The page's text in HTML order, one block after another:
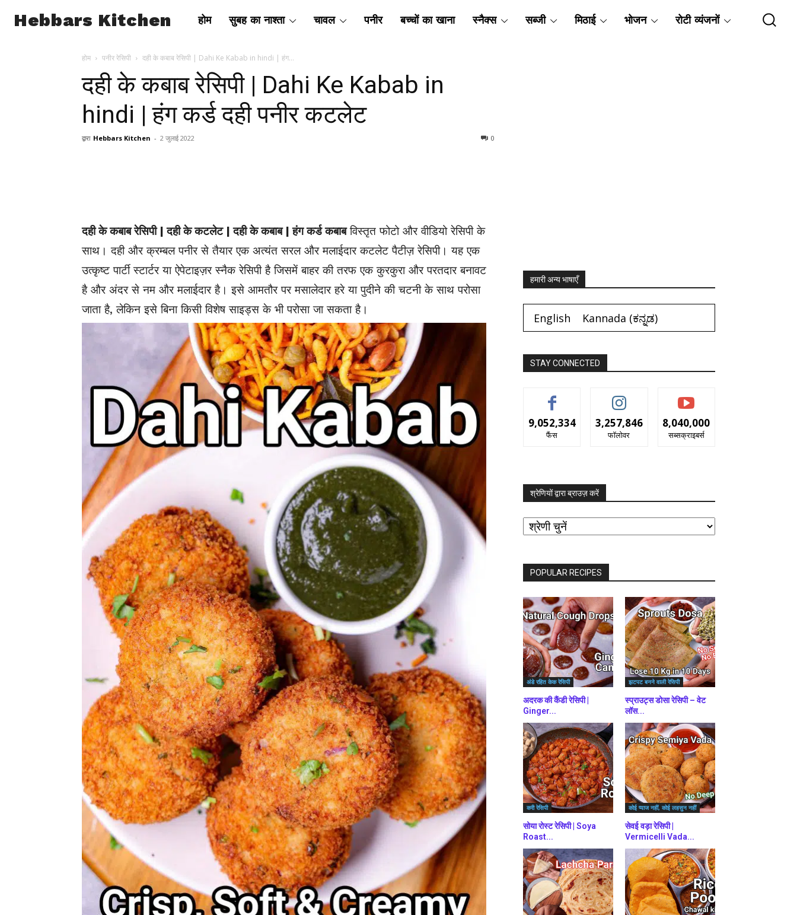
Hebbars Kitchen होम सुबह का नाश्ता चावल पनीर बच्चों का खाना स्नैक्स सब्जी मिठाई भोजन रोटी व्यंजनों
होम पनीर रेसिपी दही के कबाब रेसिपी | Dahi Ke Kabab in hindi | हंग...
दही के कबाब रेसिपी | Dahi Ke Kabab in
hindi | हंग कर्ड दही पनीर कटलेट
द्वारा Hebbars Kitchen - 2 जुलाई 2022 0
दही के कबाब रेसिपी | दही के कटलेट | दही के कबाब | हंग कर्ड कबाबविस्तृत फोटो और वीडियो रेसिपी के
साथ। दही और क्रम्बल पनीर से तैयार एक अत्यंत सरल और मलाईदार कटलेट पैटीज़ रेसिपी। यह एक
उत्कृष्ट पार्टी स्टार्टर या ऐपेटाइज़र स्नैक रेसिपी है जिसमें बाहर की तरफ एक कुरकुरा और परतदार बनावट
है और अंदर से नम और मलाईदार है। इसे आमतौर पर मसालेदार हरे या पुदीने की चटनी के साथ परोसा
जाता है, लेकिन इसे बिना किसी विशेष साइड्स के भी परोसा जा सकता है।
हमारी अन्य भाषाएँ
English Kannada (ಕನ್ನಡ)
STAY CONNECTED
9,052,334
फैंस
3,257,846
फॉलोवर
8,040,000
सब्सक्राइबर्स
श्रेणियों द्वारा ब्राउज़ करें
श्रेणियों
द्वारा
ब्राउज़
POPULAR RECIPES
अंडे रहित केक रेसिपी
अदरक की कैंडी रेसिपी |
Ginger...
झटपट बनने वाली रेसिपी
स्प्राउट्स डोसा रेसिपी – वेट
लॉस...
करी रेसिपी
सोया रोस्ट रेसिपी | Soya
Roast...
कोई प्याज नहीं, कोई लहसुन नहीं
सेवई वड़ा रेसिपी |
Vermicelli Vada...